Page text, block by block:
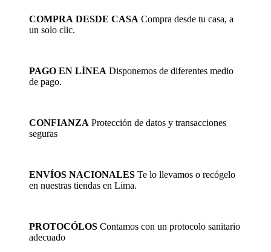
COMPRA DESDE CASA Compra desde tu casa, a
un solo clic.
PAGO EN LÍNEA Disponemos de diferentes medio
de pago.
CONFIANZA Protección de datos y transacciones
seguras
ENVÍOS NACIONALES Te lo llevamos o recógelo
en nuestras tiendas en Lima.
PROTOCÓLOS Contamos con un protocolo sanitario
adecuado